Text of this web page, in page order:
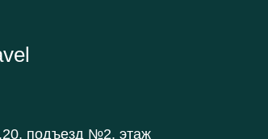
, подъезд №2, этаж